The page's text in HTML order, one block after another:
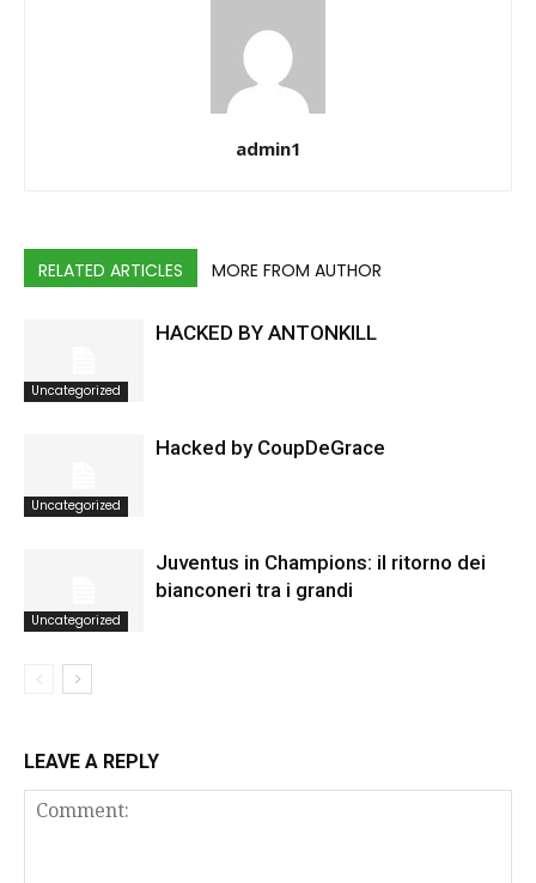
admin1
RELATED ARTICLES MORE FROM AUTHOR
Uncategorized
HACKED BY ANTONKILL
Uncategorized
Hacked by CoupDeGrace
Uncategorized
Juventus in Champions: il ritorno dei
bianconeri tra i grandi
LEAVE A REPLY